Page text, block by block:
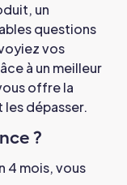
un
questions
vos
à un meilleur
offre la
dépasser.
?
4 mois, vous